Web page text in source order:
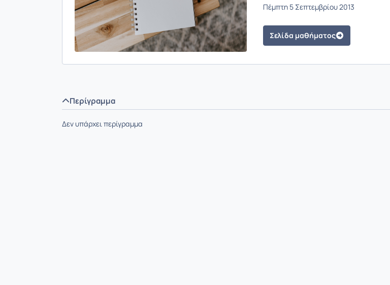
Πέμπτη 5 Σεπτεμβρίου 2013
Σελίδα μαθήματος
Περίγραμμα
Δεν υπάρχει περίγραμμα